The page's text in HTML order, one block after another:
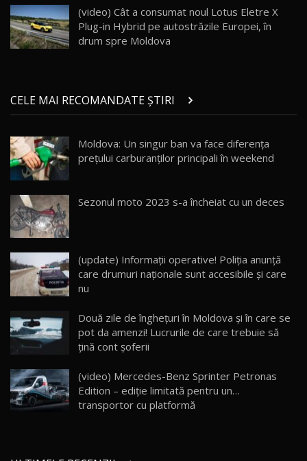
AutoBlog.MD
23:36
20
Noul ZEEKR 7X / Test Drive AutoBlog.MD
29:08
21
AutoBlog.MD
16:59
22
Noua Mazda 6e / Test Drive AutoBlog.MD
26:59
23
Lynk & Co 01 / Test Drive AutoBlog.MD
24
ZEEKR 009: Cel mai Performant și Confortabil
Van Electric Testat în Moldova / AutoBlog.MD
26:38
25
mai Exclusiv și Puternic Defender Testat în
Moldova
32:21
26
AutoBlog.MD
10:57
Test Drive: Noile modele FENDT! Cum e să
(video) Cât a consumat noul Lotus Eletre X
Plug-in Hybrid pe autostrăzile Europei, în
drum spre Moldova
CELE MAI RECOMANDATE ȘTIRI
Moldova: Un singur ban va face diferența
prețului carburanților principali în weekend
Sezonul moto 2023 s-a încheiat cu un deces
(update) Informaţii operative! Poliţia anunţă
care drumuri naţionale sunt accesibile şi care
nu
Două zile de îngheţuri în Moldova şi în care se
pot da amenzi! Lucrurile de care trebuie să
ţină cont şoferii
(video) Mercedes-Benz Sprinter Petronas
Edition – ediţie limitată pentru un…
transportor cu platformă